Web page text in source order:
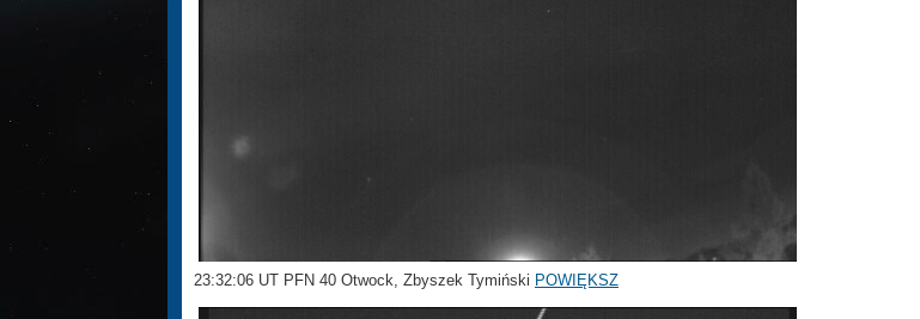
23:32:06 UT PFN 40 Otwock, Zbyszek Tymiński POWIĘKSZ